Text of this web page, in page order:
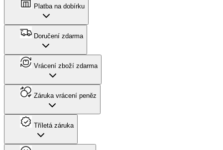
Platba na dobírku
Doručení zdarma
Vrácení zboží zdarma
Záruka vrácení peněz
Tříletá záruka